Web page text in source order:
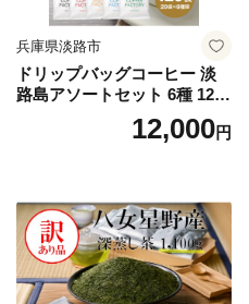
兵庫県淡路市
ドリップバッグコーヒー 淡
路島アソートセット 6種 120
袋 飲み比べ コーヒー
12,000円